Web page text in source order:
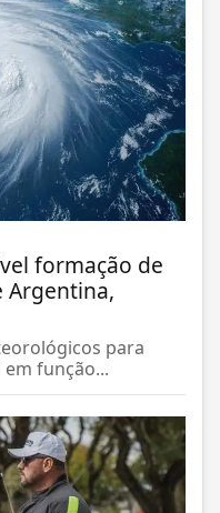
formação de
Argentina,
para
função...